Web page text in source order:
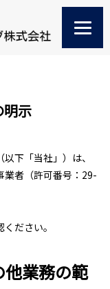
明示
下「当社」）は、
業者（許可番号：29-
ださい。
業務の範